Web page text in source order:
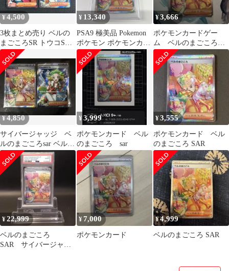
¥4,500
3枚まとめ売り ベルの
まごころSR トウコSR
AZの安らぎSAR
¥ 13,340
PSA9 極美品 Pokemon
ポケモン ポケモンカー
ド ベルのまごころ SAR
097/071 PSA9 097/071
トレーディングカード
¥3,666
ポケモンカードゲー
ム ベルのまごころ
SAR スカーレット&バ
イオレット 引退品
¥4,850
サイバージャッジ ベ
ルのまごころsar ベルの
まごころsr
¥3,999
ポケモンカード ベル
のまごころ sar
¥3,555
ポケモンカード ベル
のまごころ SAR
¥22,999
ベルのまごころ
SAR サイバージャッ
¥7,000
ポケモンカード
¥4,999
ベルのまごころ SAR